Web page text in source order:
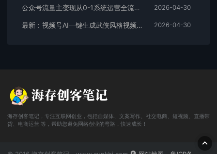
公众号流量主变现从0-1系统运营全流程讲解！ 2026-04-30
最新：视频号AI一键生成武侠风格视频，狂撸视频号分成收益，学完轻松日入1000+ 2026-04-30
海存创客笔记，专注互联网创业，包括自媒体、文案写作、社交电商、短视频、直播带
货、电商运营 等，帮助您避免网络创业的弯路，快速成长！